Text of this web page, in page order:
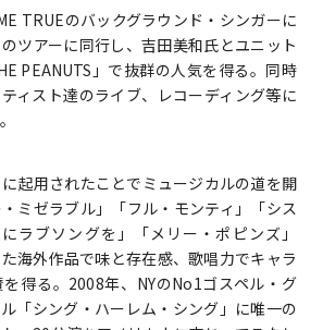
TRUEのバックグラウンド・シンガーに
ツアーに同行し、吉田美和氏とユニット
PEANUTS」で抜群の人気を得る。同時
ィスト達のライブ、レコーディング等に
起用されたことでミュージカルの道を開
ミゼラブル」「フル・モンティ」「シス
ラブソングを」「メリー・ポピンズ」
た海外作品で味と存在感、歌唱力でキャラ
得る。2008年、NYのNo1ゴスペル・グ
「シング・ハーレム・シング」に唯一の